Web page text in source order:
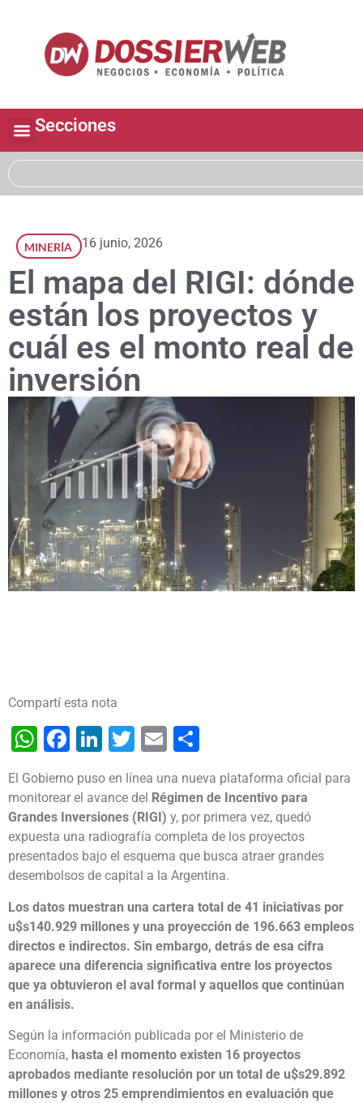
Secciones
MINERÍA 16 junio, 2026
El mapa del RIGI: dónde
están los proyectos y
cuál es el monto real de
inversión
Compartí esta nota
WhatsApp
Facebook
LinkedIn
Twitter
Email
El Gobierno puso en línea una nueva plataforma oficial para
monitorear el avance del Régimen de Incentivo para
Grandes Inversiones (RIGI) y, por primera vez, quedó
expuesta una radiografía completa de los proyectos
presentados bajo el esquema que busca atraer grandes
desembolsos de capital a la Argentina.
Los datos muestran una cartera total de 41 iniciativas por
u$s140.929 millones y una proyección de 196.663 empleos
directos e indirectos. Sin embargo, detrás de esa cifra
aparece una diferencia significativa entre los proyectos
que ya obtuvieron el aval formal y aquellos que continúan
en análisis.
Según la información publicada por el Ministerio de
Economía, hasta el momento existen 16 proyectos
aprobados mediante resolución por un total de u$s29.892
millones y otros 25 emprendimientos en evaluación que